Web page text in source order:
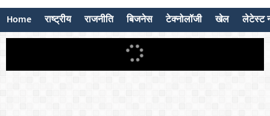
Home राष्ट्रीय राजनीति बिजनेस टेक्नोलॉजी खेल लेटेस्ट